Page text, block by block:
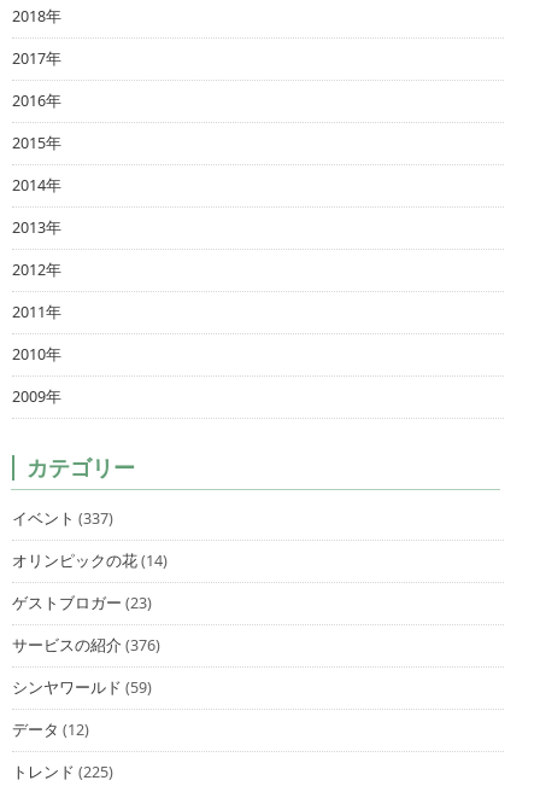
2018年
2017年
2016年
2015年
2014年
2013年
2012年
2011年
2010年
2009年
カテゴリー
イベント (337)
オリンピックの花(14)
ゲストブロガー (23)
サービスの紹介(376)
シンヤワールド (59)
データ (12)
トレンド (225)